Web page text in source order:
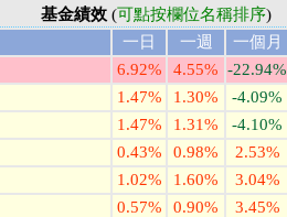
基金績效(可點按欄位名稱排序)
一日 一週 一個月
6.92% 4.55% -22.94%
1.47% 1.30% -4.09%
1.47% 1.31% -4.10%
0.43% 0.98% 2.53%
1.02% 1.60% 3.04%
0.57% 0.90% 3.45%